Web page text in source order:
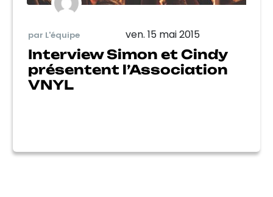
par L'équipe ven. 15 mai 2015
Interview Simon et Cindy
présentent l’Association
VNYL